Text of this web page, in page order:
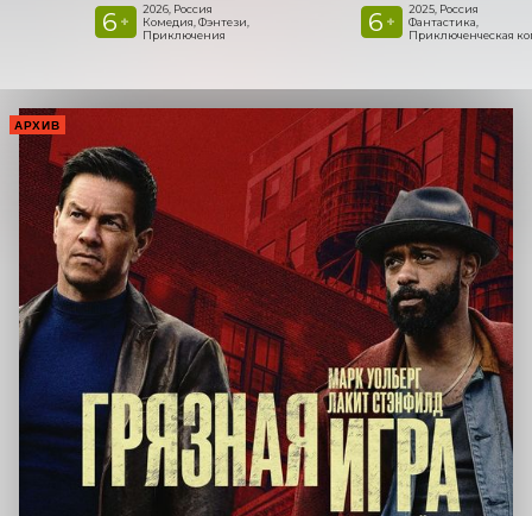
6 +
2026, Россия
Комедия, Фэнтези,
Приключения
6 +
2025, Россия
Фантастика,
Приключенческая
АРХИВ